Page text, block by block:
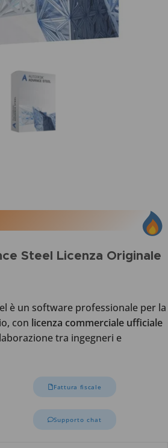
Steel Licenza Originale
è un software professionale per la
con licenza commerciale ufficiale
tra ingegneri e
Fattura fiscale
Supporto chat